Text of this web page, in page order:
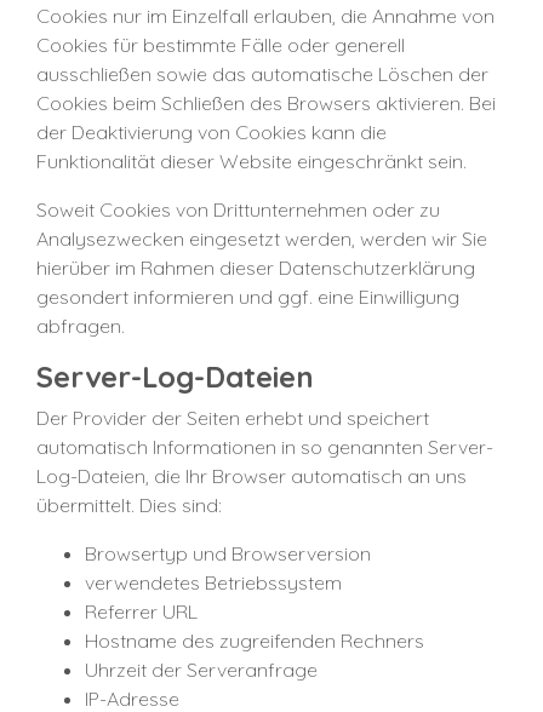
Cookies nur im Einzelfall erlauben, die Annahme von
Cookies für bestimmte Fälle oder generell
ausschließen sowie das automatische Löschen der
Cookies beim Schließen des Browsers aktivieren. Bei
der Deaktivierung von Cookies kann die
Funktionalität dieser Website eingeschränkt sein.
Soweit Cookies von Drittunternehmen oder zu
Analysezwecken eingesetzt werden, werden wir Sie
hierüber im Rahmen dieser Datenschutzerklärung
gesondert informieren und ggf. eine Einwilligung
abfragen.
Server-Log-Dateien
Der Provider der Seiten erhebt und speichert
automatisch Informationen in so genannten Server-
Log-Dateien, die Ihr Browser automatisch an uns
übermittelt. Dies sind:
Browsertyp und Browserversion
verwendetes Betriebssystem
Referrer URL
Hostname des zugreifenden Rechners
Uhrzeit der Serveranfrage
IP-Adresse